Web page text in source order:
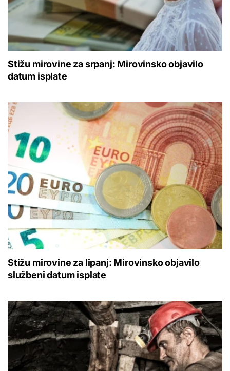
Stižu mirovine za srpanj: Mirovinsko objavilo
datum isplate
Stižu mirovine za lipanj: Mirovinsko objavilo
službeni datum isplate